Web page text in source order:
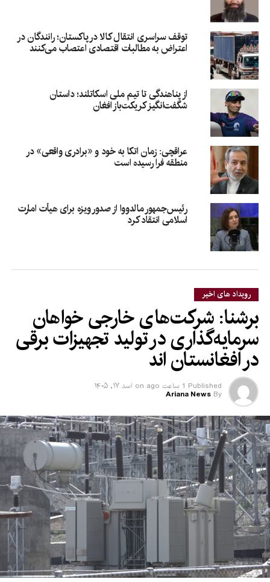
توقف سراسری انتقال کالا در پاکستان؛ رانندگان در
اعتراض به مطالبات اقتصادی اعتصاب می‌کنند
از پناهندگی تا تیم ملی اسکاتلند؛ داستان
شگفت‌انگیز کریکت‌باز افغان
عراقچی: زمان اتکا به خود و «برادری واقعی» در
منطقه فرا رسیده است
رئیس‌جمهور مالدووا از صدور ویزه برای هیأت امارت
اسلامی انتقاد کرد
رویداد های اخیر
برشنا: شرکت‌های خارجی خواهان
سرمایه‌گذاری در تولید تجهیزات برقی
در افغانستان‌ اند
Published 1 ساعت ago on اسد ۱۷, ۱۴۰۵
By
Ariana News